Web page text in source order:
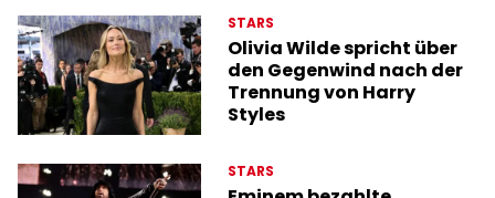
STARS
Olivia Wilde spricht über
den Gegenwind nach der
Trennung von Harry
Styles
STARS